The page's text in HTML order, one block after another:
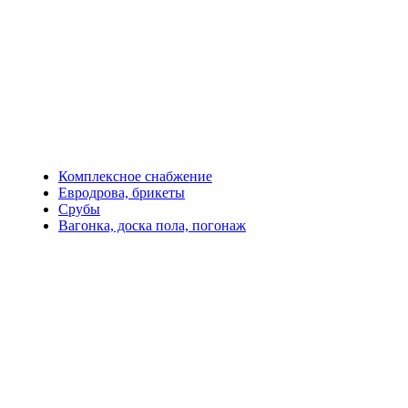
Комплексное снабжение
Евродрова, брикеты
Срубы
Вагонка, доска пола, погонаж